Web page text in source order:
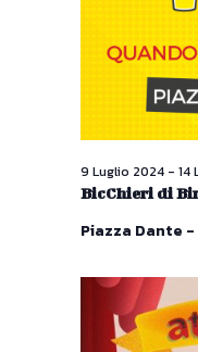
BicChieri di
9 Luglio 2024- 14
Piazza Dante